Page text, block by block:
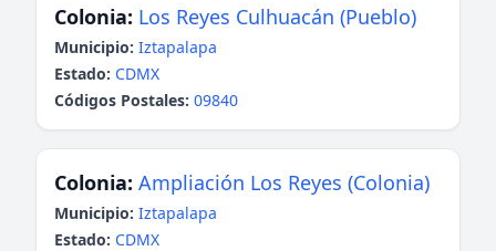
Colonia: Los Reyes Culhuacán (Pueblo)
Municipio: Iztapalapa
Estado: CDMX
Códigos Postales: 09840
Colonia: Ampliación Los Reyes (Colonia)
Municipio: Iztapalapa
Estado: CDMX